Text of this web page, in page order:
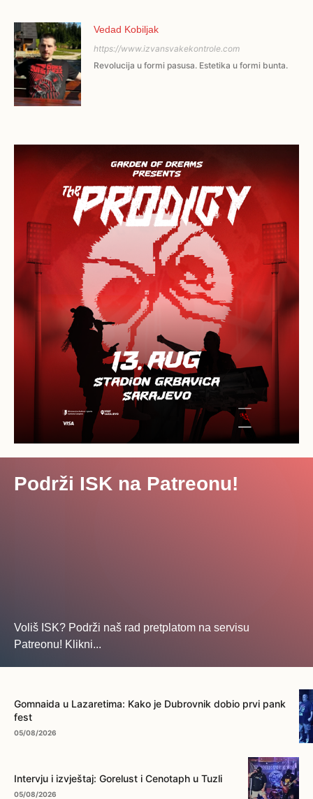
Vedad Kobiljak
https://www.izvansvakekontrole.com
Revolucija u formi pasusa. Estetika u formi bunta.
Podrži ISK na Patreonu!
Voliš ISK? Podrži naš rad pretplatom na servisu
Patreonu! Klikni...
Gomnaida u Lazaretima: Kako je Dubrovnik dobio prvi pank
fest
05/08/2026
Intervju i izvještaj: Gorelust i Cenotaph u Tuzli
05/08/2026